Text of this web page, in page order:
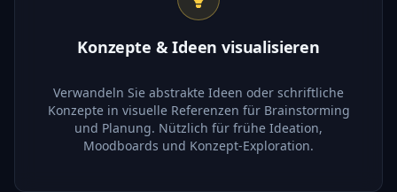
Konzepte & Ideen visualisieren
Verwandeln Sie abstrakte Ideen oder schriftliche
Konzepte in visuelle Referenzen für Brainstorming
und Planung. Nützlich für frühe Ideation,
Moodboards und Konzept-Exploration.